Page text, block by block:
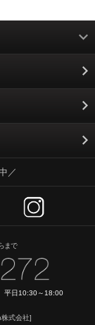
／
まで
平日10:30～18:00
式会社]